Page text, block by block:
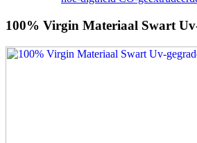
100% Virgin Materiaal Swart